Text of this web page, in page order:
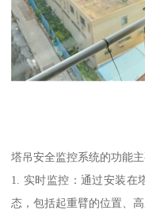
塔吊安全监控系统的功能
1. 实时监控：通过安装在
态，包括起重臂的位置、高